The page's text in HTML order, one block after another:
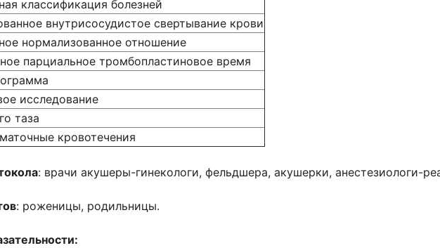
классификация болезней
внутрисосудистое свертывание крови
нормализованное отношение
парциальное тромбопластиновое время
исследование
таза
кровотечения
: врачи акушеры-гинекологи, фельдшера, акушерки, анестезиологи-
: роженицы, родильницы.